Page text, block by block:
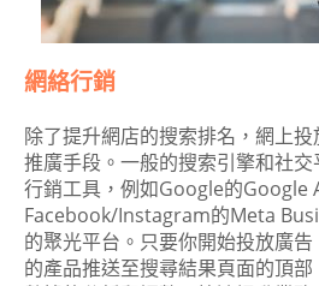
網絡行銷
除了提升網店的搜索排名，網上
推廣手段。一般的搜索引擎和社
行銷工具，例如Google的Google
Facebook/Instagram的Meta
的聚光平台。只要你開始投放廣
的產品推送至搜尋結果頁面的頂